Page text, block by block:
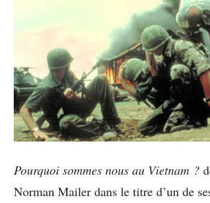
Pourquoi sommes nous au Vietnam ?
Norman Mailer dans le titre d’un de